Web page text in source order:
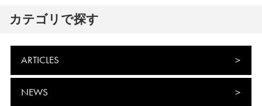
カテゴリで探す
ARTICLES
NEWS